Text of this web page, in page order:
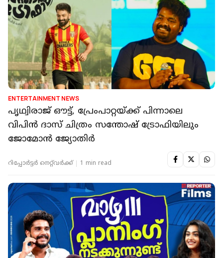
ENTERTAINMENT NEWS
പൃഥ്വിരാജ് ഔട്ട്, പ്രേംപാറ്റയ്ക്ക് പിന്നാലെ
വിപിൻ ദാസ് ചിത്രം സന്തോഷ് ട്രോഫിയിലും
ജോമോൻ ജ്യോതിർ
റിപ്പോർട്ടർ നെറ്റ്‌വര്‍ക്ക്‌ 1 min read